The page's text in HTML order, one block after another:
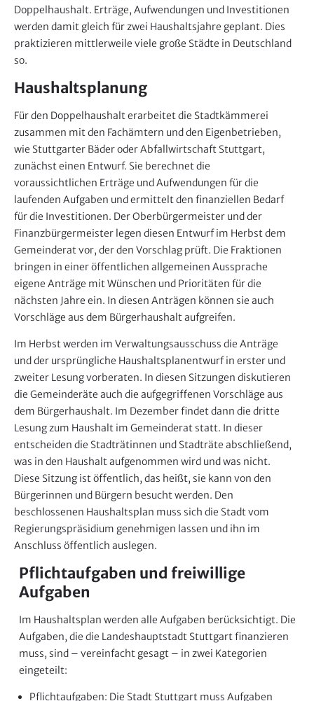
Doppelhaushalt. Erträge, Aufwendungen und Investitionen
werden damit gleich für zwei Haushaltsjahre geplant. Dies
praktizieren mittlerweile viele große Städte in Deutschland
so.
Haushaltsplanung
Für den Doppelhaushalt erarbeitet die Stadtkämmerei
zusammen mit den Fachämtern und den Eigenbetrieben,
wie Stuttgarter Bäder oder Abfallwirtschaft Stuttgart,
zunächst einen Entwurf. Sie berechnet die
voraussichtlichen Erträge und Aufwendungen für die
laufenden Aufgaben und ermittelt den finanziellen Bedarf
für die Investitionen. Der Oberbürgermeister und der
Finanzbürgermeister legen diesen Entwurf im Herbst dem
Gemeinderat vor, der den Vorschlag prüft. Die Fraktionen
bringen in einer öffentlichen allgemeinen Aussprache
eigene Anträge mit Wünschen und Prioritäten für die
nächsten Jahre ein. In diesen Anträgen können sie auch
Vorschläge aus dem Bürgerhaushalt aufgreifen.
Im Herbst werden im Verwaltungsausschuss die Anträge
und der ursprüngliche Haushaltsplanentwurf in erster und
zweiter Lesung vorberaten. In diesen Sitzungen diskutieren
die Gemeinderäte auch die aufgegriffenen Vorschläge aus
dem Bürgerhaushalt. Im Dezember findet dann die dritte
Lesung zum Haushalt im Gemeinderat statt. In dieser
entscheiden die Stadträtinnen und Stadträte abschließend,
was in den Haushalt aufgenommen wird und was nicht.
Diese Sitzung ist öffentlich, das heißt, sie kann von den
Bürgerinnen und Bürgern besucht werden. Den
beschlossenen Haushaltsplan muss sich die Stadt vom
Regierungspräsidium genehmigen lassen und ihn im
Anschluss öffentlich auslegen.
Pflichtaufgaben und freiwillige
Aufgaben
Im Haushaltsplan werden alle Aufgaben berücksichtigt. Die
Aufgaben, die die Landeshauptstadt Stuttgart finanzieren
muss, sind – vereinfacht gesagt – in zwei Kategorien
eingeteilt:
Pflichtaufgaben: Die Stadt Stuttgart muss Aufgaben